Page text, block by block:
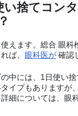
い捨てコン
えます。総合 眼科
ば、
眼科医が 確認
中には、1日使い
イプもありますが
細については、眼